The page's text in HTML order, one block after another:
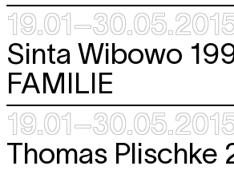
Sinta Wibowo
FAMILIE
Thomas Plischke